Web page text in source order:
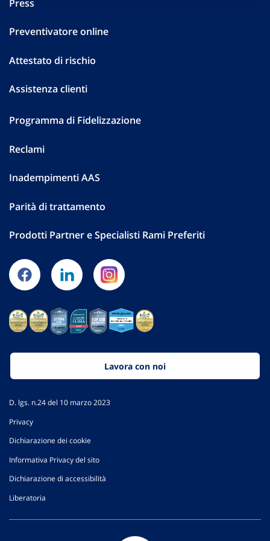
Press
Preventivatore online
Attestato di rischio
Assistenza clienti
Programma di Fidelizzazione
Reclami
Inadempimenti AAS
Parità di trattamento
Prodotti Partner e Specialisti Rami Preferiti
Lavora con noi
D. lgs. n.24 del 10 marzo 2023
Privacy
Dichiarazione dei cookie
Informativa Privacy del sito
Dichiarazione di accessibilità
Liberatoria